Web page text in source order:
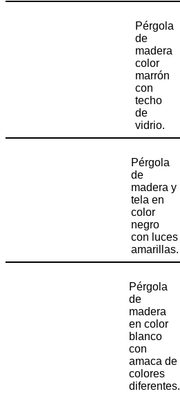
Pérgola
de
madera
color
marrón
con
techo
de
vidrio.
Pérgola
de
madera y
tela en
color
negro
con luces
amarillas.
Pérgola
de
madera
en color
blanco
con
amaca de
colores
diferentes.